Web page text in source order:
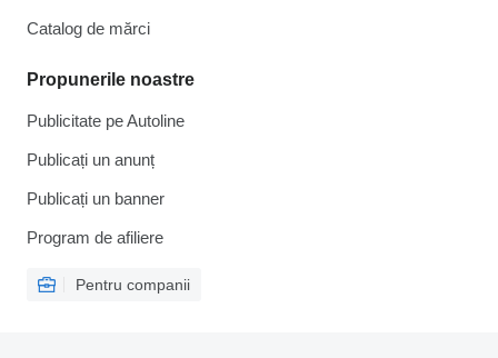
Catalog de mărcі
Propunerile noastre
Publicitate pe Autoline
Publicați un anunț
Publicați un banner
Program de afiliere
Pentru companii